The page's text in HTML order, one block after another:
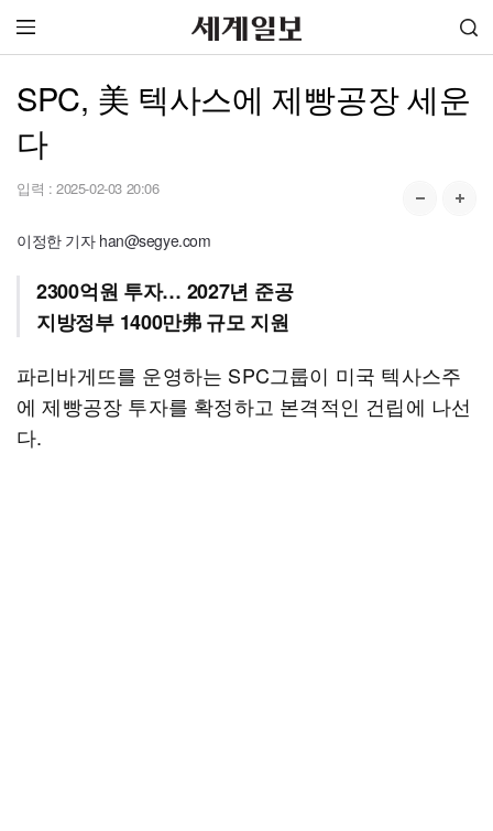
SPC, 美 텍사스에 제빵공장 세운
다
입력 : 2025-02-03 20:06
이정한 기자 han@segye.com
2300억원 투자… 2027년 준공
지방정부 1400만弗 규모 지원
파리바게뜨를 운영하는 SPC그룹이 미국 텍사스주
에 제빵공장 투자를 확정하고 본격적인 건립에 나선
다.